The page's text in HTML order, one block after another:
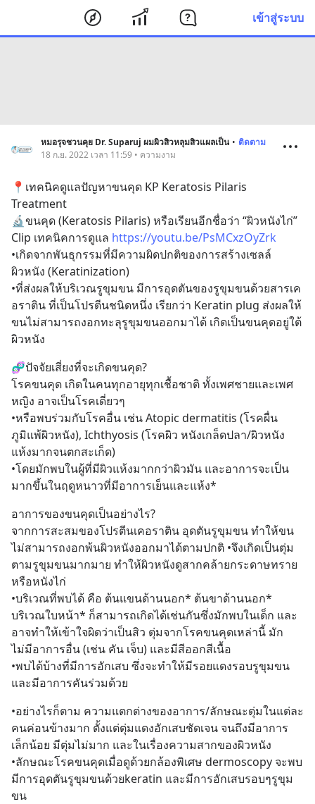
เข้าสู่ระบบ
หมอรุจชวนคุย Dr. Suparuj ผมผิวสิวหลุมสิวแผลเป็น • ติดตาม
18 ก.ย. 2022 เวลา 11:59 • ความงาม
📍เทคนิคดูแลปัญหาขนคุด KP Keratosis Pilaris
Treatment
🔬ขนคุด (Keratosis Pilaris) หรือเรียนอีกชื่อว่า “ผิวหนังไก่”
Clip เทคนิคการดูแล https://youtu.be/PsMCxzOyZrk
•เกิดจากพันธุกรรมที่มีความผิดปกติของการสร้างเซลล์
ผิวหนัง (Keratinization)
•ที่ส่งผลให้บริเวณรูขุมขน มีการอุดตันของรูขุมขนด้วยสารเค
อราติน ที่เป็นโปรตีนชนิดหนึ่ง เรียกว่า Keratin plug ส่งผลให้
ขนไม่สามารถงอกทะลุรูขุมขนออกมาได้ เกิดเป็นขนคุดอยู่ใต้
ผิวหนัง
🧬ปัจจัยเสี่ยงที่จะเกิดขนคุด?
โรคขนคุด เกิดในคนทุกอายุทุกเชื้อชาติ ทั้งเพศชายและเพศ
หญิง อาจเป็นโรคเดี่ยวๆ
•หรือพบร่วมกับโรคอื่น เช่น Atopic dermatitis (โรคผื่น
ภูมิแพ้ผิวหนัง), Ichthyosis (โรคผิว หนังเกล็ดปลา/ผิวหนัง
แห้งมากจนตกสะเก็ด)
•โดยมักพบในผู้ที่มีผิวแห้งมากกว่าผิวมัน และอาการจะเป็น
มากขึ้นในฤดูหนาวที่มีอาการเย็นและแห้ง*
อาการของขนคุดเป็นอย่างไร?
จากการสะสมของโปรตีนเคอราติน อุดตันรูขุมขน ทำให้ขน
ไม่สามารถงอกพ้นผิวหนังออกมาได้ตามปกติ •จึงเกิดเป็นตุ่ม
ตามรูขุมขนมากมาย ทำให้ผิวหนังดูสากคล้ายกระดาษทราย
หรือหนังไก่
•บริเวณที่พบได้ คือ ต้นแขนด้านนอก* ต้นขาด้านนอก*
บริเวณใบหน้า* ก็สามารถเกิดได้เช่นกันซึ่งมักพบในเด็ก และ
อาจทำให้เข้าใจผิดว่าเป็นสิว ตุ่มจากโรคขนคุดเหล่านี้ มัก
ไม่มีอาการอื่น (เช่น คัน เจ็บ) และมีสีออกสีเนื้อ
•พบได้บ้างที่มีการอักเสบ ซึ่งจะทำให้มีรอยแดงรอบรูขุมขน
และมีอาการคันร่วมด้วย
•อย่างไรก็ตาม ความแตกต่างของอาการ/ลักษณะตุ่มในแต่ละ
คนค่อนข้างมาก ตั้งแต่ตุ่มแดงอักเสบชัดเจน จนถึงมีอาการ
เล็กน้อย มีตุ่มไม่มาก และในเรื่องความสากของผิวหนัง
•ลักษณะโรคขนคุดเมื่อดูด้วยกล้องพิเศษ dermoscopy จะพบ
มีการอุดตันรูขุมขนด้วยkeratin และมีการอักเสบรอบๆรูขุม
ขน